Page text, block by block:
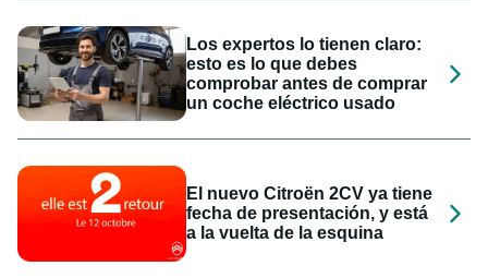
Los expertos lo tienen claro:
esto es lo que debes
comprobar antes de comprar
un coche eléctrico usado
El nuevo Citroën 2CV ya tiene
fecha de presentación, y está
a la vuelta de la esquina